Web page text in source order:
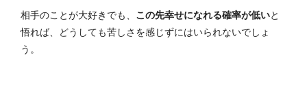
相手のことが大好きでも、 この先幸せになれる確率が低いと
悟れば、どうしても苦しさを感じずにはいられないでしょ
う。